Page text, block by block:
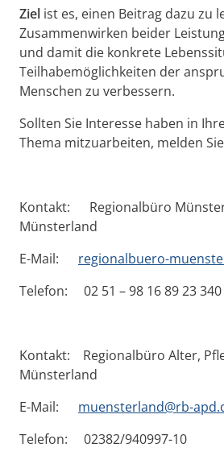
Ziel ist es, einen Beitrag dazu zu
Zusammenwirken beider
und damit die konkrete
Teilhabemöglichkeiten der
Menschen zu verbessern.
Sollten Sie Interesse haben in
Thema mitzuarbeiten, melden
Kontakt: Regionalbüro
Münsterland
E-Mail: regionalbuero-
Telefon: 02 51 – 98 16 89 23 340
Kontakt: Regionalbüro Alter,
Münsterland
E-Mail: muensterland@rb-
Telefon: 02382/940997-10